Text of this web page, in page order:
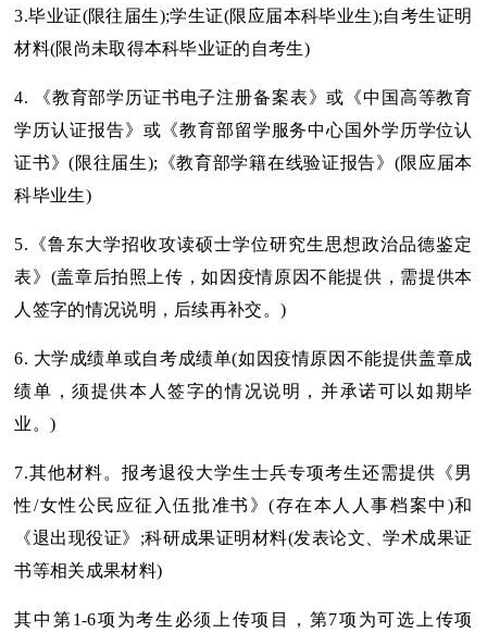
3.毕业证(限往届生);学生证(限应届本科毕业生);自考生证明
材料(限尚未取得本科毕业证的自考生)
4. 《教育部学历证书电子注册备案表》或《中国高等教育
学历认证报告》或《教育部留学服务中心国外学历学位认
证书》(限往届生);《教育部学籍在线验证报告》(限应届本
科毕业生)
5.《鲁东大学招收攻读硕士学位研究生思想政治品德鉴定
表》(盖章后拍照上传，如因疫情原因不能提供，需提供本
人签字的情况说明，后续再补交。)
6. 大学成绩单或自考成绩单(如因疫情原因不能提供盖章成
绩单，须提供本人签字的情况说明，并承诺可以如期毕
业。)
7.其他材料。报考退役大学生士兵专项考生还需提供《男
性/女性公民应征入伍批准书》(存在本人人事档案中)和
《退出现役证》;科研成果证明材料(发表论文、学术成果证
书等相关成果材料)
其中第1-6项为考生必须上传项目，第7项为可选上传项